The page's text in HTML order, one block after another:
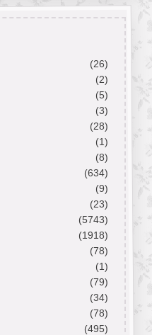
(26)
(2)
(5)
(3)
(28)
(1)
(8)
(634)
(9)
(23)
(5743)
(1918)
(78)
(1)
(79)
(34)
(78)
(495)